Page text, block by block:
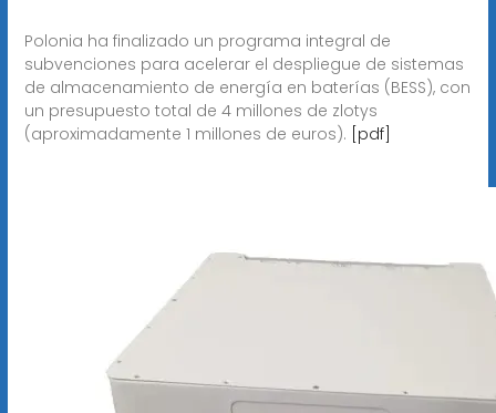
Polonia ha finalizado un programa integral de
subvenciones para acelerar el despliegue de sistemas
de almacenamiento de energía en baterías (BESS), con
un presupuesto total de 4 millones de zlotys
(aproximadamente 1 millones de euros). [pdf]